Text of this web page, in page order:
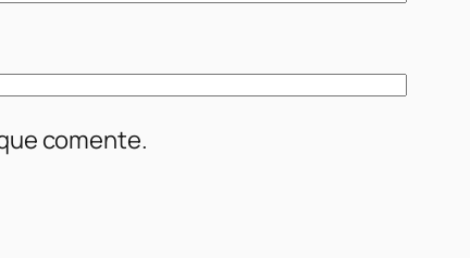
comente.